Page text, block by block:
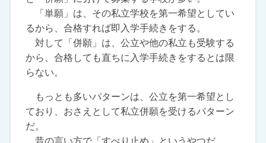
「単願」は、その私立学校を第一希望としてい
るから、合格すれば即入学手続きをする。
対して「併願」は、公立や他の私立も受験する
から、合格しても直ちに入学手続きをするとは限
らない。
もっとも多いパターンは、公立を第一希望とし
ており、おさえとして私立併願を受けるパターン
だ。